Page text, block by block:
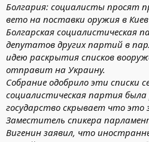
Болгария: социалисты просят
вето на поставки оружия в Киев
Болгарская социалистическая
депутатов других партий в
идею раскрытия списков
отправит на Украину.
Собрание одобрило эти списки
социалистическая партия
государство скрывает что это
Заместитель спикера
Вигенин заявил, что